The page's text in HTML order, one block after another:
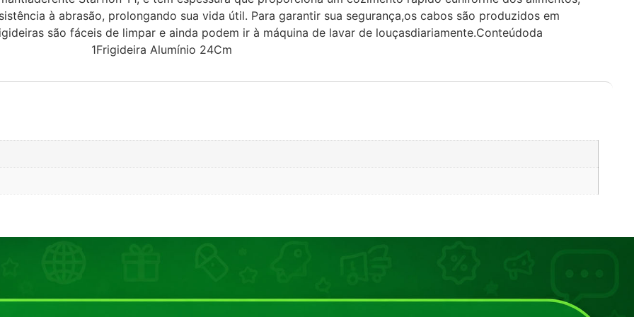
à abrasão, prolongando sua vida útil. Para garantir sua segurança,os cabos são produzidos em
são fáceis de limpar e ainda podem ir à máquina de lavar de louçasdiariamente.Conteúdoda
1Frigideira Alumínio 24Cm